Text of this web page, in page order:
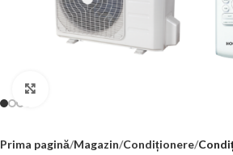
Prima pagină Magazin Condiționere